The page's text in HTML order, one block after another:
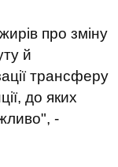
про зміну
й
трансферу
до яких
-